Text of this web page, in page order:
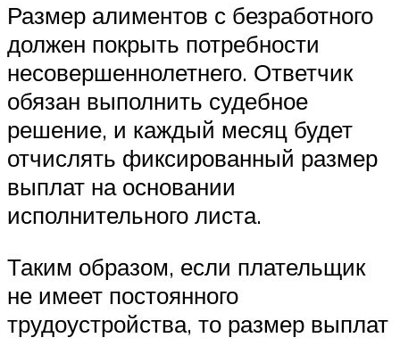
Размер алиментов с безработного
должен покрыть потребности
несовершеннолетнего. Ответчик
обязан выполнить судебное
решение, и каждый месяц будет
отчислять фиксированный размер
выплат на основании
исполнительного листа.
Таким образом, если плательщик
не имеет постоянного
трудоустройства, то размер выплат